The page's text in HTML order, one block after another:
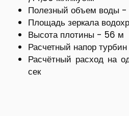
Полезный объем воды
Площадь зеркала
Высота плотины - 56 м
Расчетный напор
Расчётный расход на
сек